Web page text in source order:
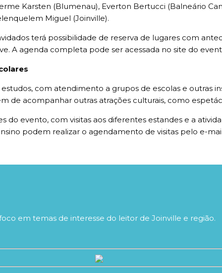
Karsten (Blumenau), Everton Bertucci (Balneário
Miguel (Joinville).
terá possibilidade de reserva de lugares com
A agenda completa pode ser acessada no site do
com atendimento a grupos de escolas e outras
de acompanhar outras atrações culturais, como
do evento, com visitas aos diferentes estandes e a
podem realizar o agendamento de visitas pelo e-
em temas de interesse do leitor de Joinville e região.